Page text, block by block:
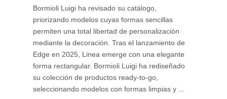
Bormioli Luigi ha revisado su catálogo,
priorizando modelos cuyas formas sencillas
permiten una total libertad de personalización
mediante la decoración. Tras el lanzamiento de
Edge en 2025, Linea emerge con una elegante
forma rectangular. Bormioli Luigi ha rediseñado
su colección de productos ready-to-go,
seleccionando modelos con formas limpias y ...